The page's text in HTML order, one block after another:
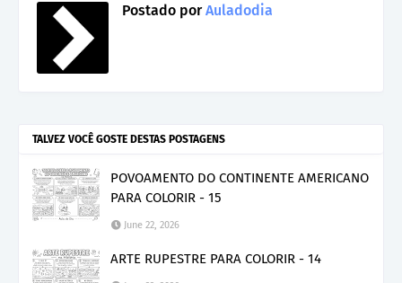
Postado porAuladodia
TALVEZ VOCÊ GOSTE DESTAS POSTAGENS
POVOAMENTO DO CONTINENTE AMERICANO
PARA COLORIR - 15
June 22, 2026
ARTE RUPESTRE PARA COLORIR - 14